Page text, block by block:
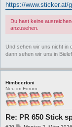
https://www.sticker.at/
Du hast keine
anzusehen.
Und sehen wir uns nicht in
dann sehen wir uns in
Himbeertoni
Neu im Forum
Re: PR 650 Stick